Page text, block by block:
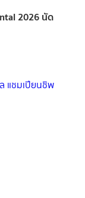
2026 นัด